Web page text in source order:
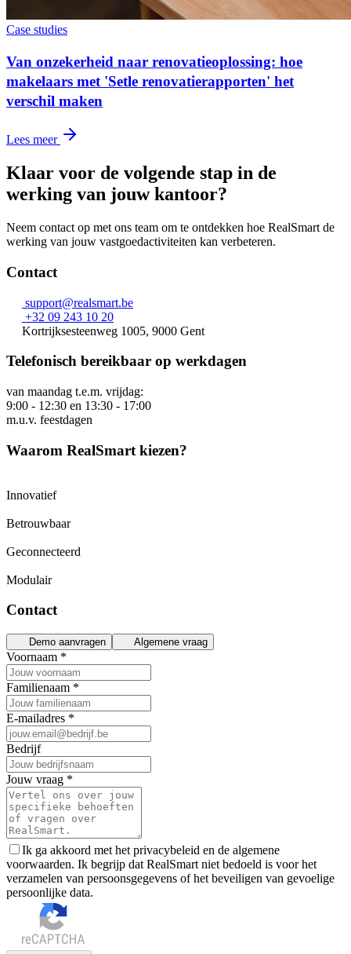
Case studies
Van onzekerheid naar renovatieoplossing: hoe
makelaars met 'Setle renovatierapporten' het
verschil maken
Lees meer
Klaar voor de volgende stap in de
werking van jouw kantoor?
Neem contact op met ons team om te ontdekken hoe RealSmart de
werking van jouw vastgoedactiviteiten kan verbeteren.
Contact
support@realsmart.be
+32 09 243 10 20
Kortrijksesteenweg 1005, 9000 Gent
Telefonisch bereikbaar op werkdagen
van maandag t.e.m. vrijdag:
9:00 - 12:30 en 13:30 - 17:00
m.u.v. feestdagen
Waarom RealSmart kiezen?
Innovatief
Betrouwbaar
Geconnecteerd
Modulair
Contact
Demo aanvragen Algemene vraag
Voornaam *
Familienaam *
E-mailadres *
Bedrijf
Jouw vraag *
Ik ga akkoord met het privacybeleid en de algemene
voorwaarden. Ik begrijp dat RealSmart niet bedoeld is voor het
verzamelen van persoonsgegevens of het beveiligen van gevoelige
persoonlijke data.